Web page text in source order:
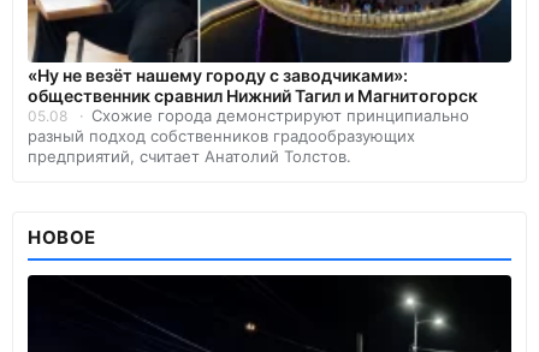
«Ну не везёт нашему городу с заводчиками»:
общественник сравнил Нижний Тагил и Магнитогорск
05.08
Схожие города демонстрируют принципиально
разный подход собственников градообразующих
предприятий, считает Анатолий Толстов.
НОВОЕ